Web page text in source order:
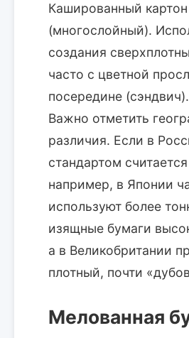
Кашированный картон
(многослойный).
создания
часто с цветной
посередине (сэндвич).
Важно отметить
различия. Если в
стандартом
например, в Японии
используют более
изящные бумаги
а в Великобритании
плотный, почти
Мелованная